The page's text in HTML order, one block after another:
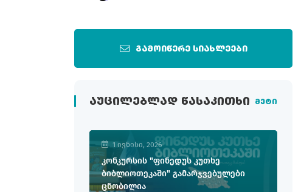
გამოიწერე სიახლეები
ᲐᲣᲪᲘᲚᲔᲑᲚᲐᲓ ᲬᲐᲡᲐᲙᲘᲗᲮᲘ მეტი
1 ივნისი, 2026
კონკურსის "ფინედუს კუთხე
ბიბლიოთეკაში" გამარჯვებულები
ცნობილია